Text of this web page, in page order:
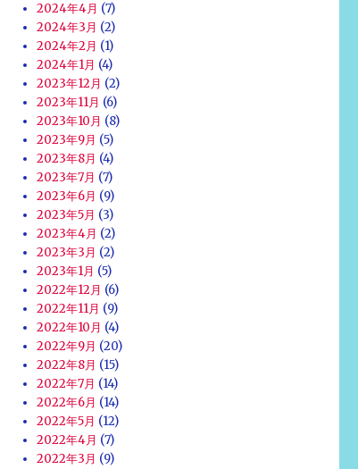
2024年4月 (7)
2024年3月 (2)
2024年2月 (1)
2024年1月 (4)
2023年12月 (2)
2023年11月 (6)
2023年10月 (8)
2023年9月 (5)
2023年8月 (4)
2023年7月 (7)
2023年6月 (9)
2023年5月 (3)
2023年4月 (2)
2023年3月 (2)
2023年1月 (5)
2022年12月 (6)
2022年11月 (9)
2022年10月 (4)
2022年9月 (20)
2022年8月 (15)
2022年7月 (14)
2022年6月 (14)
2022年5月 (12)
2022年4月 (7)
2022年3月 (9)